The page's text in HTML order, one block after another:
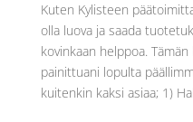
Kuten Kylisteen
olla luova ja saada
kovinkaan helppoa.
painittuani lopulta
kuitenkin kaksi asiaa; 1)